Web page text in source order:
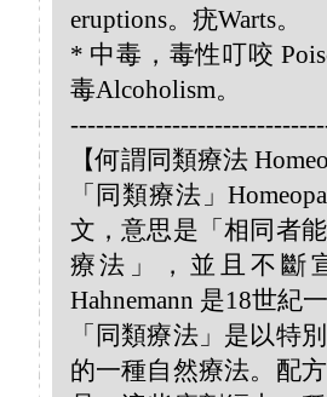
eruptions。疣Warts。
* 中毒，毒性叮咬
毒Alcoholism。
【何謂同類療法
「同類療法」
文，意思是「相同者
療法」，並且不斷
Hahnemann 是18世紀
「同類療法」是以特
的一種自然療法。配